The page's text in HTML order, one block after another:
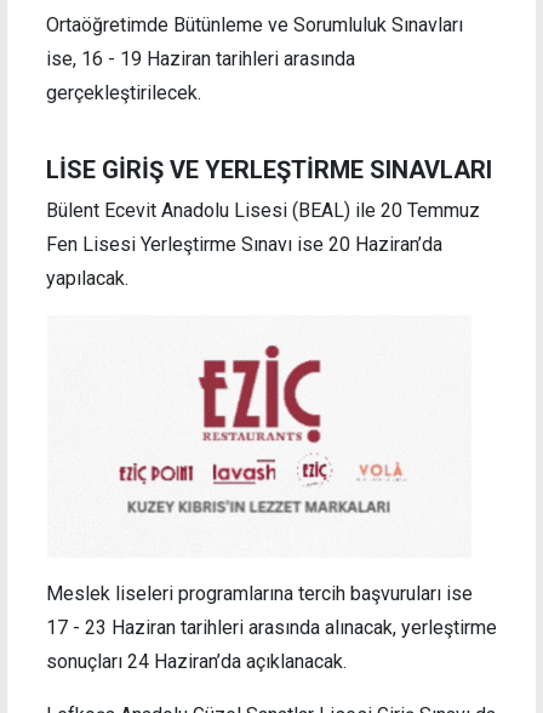
Ortaöğretimde Bütünleme ve Sorumluluk Sınavları
ise, 16 - 19 Haziran tarihleri arasında
gerçekleştirilecek.
LİSE GİRİŞ VE YERLEŞTİRME SINAVLARI
Bülent Ecevit Anadolu Lisesi (BEAL) ile 20 Temmuz
Fen Lisesi Yerleştirme Sınavı ise 20 Haziran’da
yapılacak.
Meslek liseleri programlarına tercih başvuruları ise
17 - 23 Haziran tarihleri arasında alınacak, yerleştirme
sonuçları 24 Haziran’da açıklanacak.